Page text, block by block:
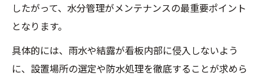
したがって、水分管理がメンテナンスの最重要ポイント
となります。
具体的には、雨水や結露が看板内部に侵入しないよう
に、設置場所の選定や防水処理を徹底することが求めら